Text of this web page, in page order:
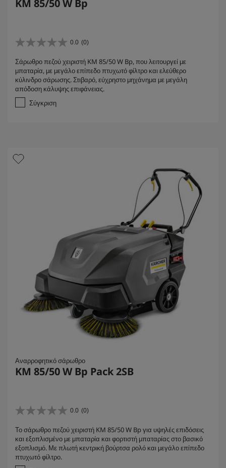
KM 85/50 W Bp
0.0 (0)
0
0
α
π
ό
α
ι
α
Σάρωθρο πεζού χειριστή KM 85/50 W Bp, που λειτουργεί με
μπαταρία, με μεγάλο επίπεδο πτυχωτό φίλτρο και ελεύθερο
κύλινδρο σάρωσης. Στιβαρό, εύχρηστο μηχάνημα με μεγάλη
απόδοση κάλυψης επιφάνειας.
Σύγκριση
Αναρροφητικό σάρωθρο
KM 85/50 W Bp Pack 2SB
0.0 (0)
0
0
α
π
ό
Το σάρωθρο πεζού χειριστή KM 85/50 W Bp για υψηλές επιδόσεις
και εξοπλισμένο με μπαταρία και φορτιστή μπαταρίας στο βασικό
εξοπλισμό. Με πλωτή κεντρική βούρτσα ρολό και μεγάλο επίπεδο
πτυχωτό φίλτρο.